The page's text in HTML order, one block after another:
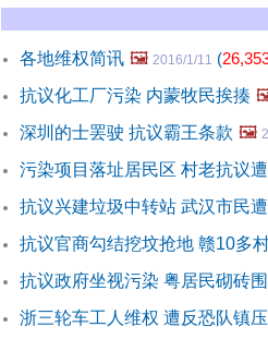
各地维权简讯 🖼️ 2016/1/11 (
抗议化工厂污染 内蒙牧民挨揍
深圳的士罢驶 抗议霸王条款 🖼️
污染项目落址居民区 村老抗议
抗议兴建垃圾中转站 武汉市民
抗议官商勾结挖坟抢地 赣10多
抗议政府坐视污染 粤居民砌砖
浙三轮车工人维权 遭反恐队镇压